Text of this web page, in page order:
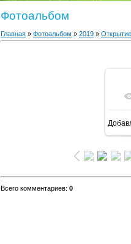
Фотоальбом
Главная » Фотоальбом » 2019 »
Всего комментариев: 0